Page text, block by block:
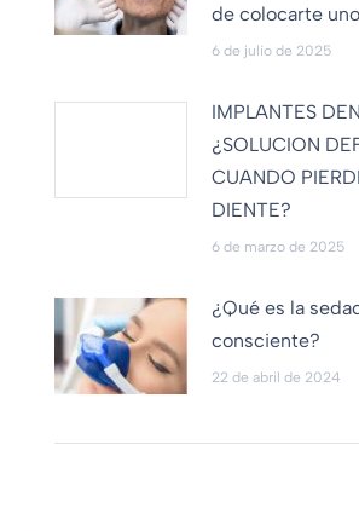
de colocarte uno
6 de julio de 2025
IMPLANTES
¿SOLUCION
CUANDO
DIENTE?
6 de marzo de 2025
¿Qué es la
consciente?
22 de abril de 2024